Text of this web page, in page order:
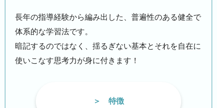
長年の指導経験から編み出した、普遍性のある健全で
体系的な学習法です。
暗記するのではなく、揺るぎない基本とそれを自在に
使いこなす思考力が身に付きます！
特徴